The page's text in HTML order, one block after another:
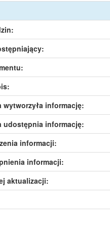
wytworzyła informację:
udostępnia informację:
informacji:
informacji:
aktualizacji: